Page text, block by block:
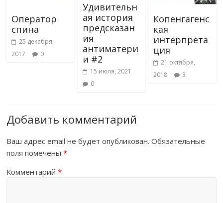
Оператор
спина
25 декабря,
2017
0
Удивительн
ая история
предсказан
ия
антиматери
и #2
15 июля, 2021
0
Копенгагенс
кая
интерпрета
ция
21 октября,
2018
3
Добавить комментарий
Ваш адрес email не будет опубликован. Обязательные
поля помечены*
Комментарий*